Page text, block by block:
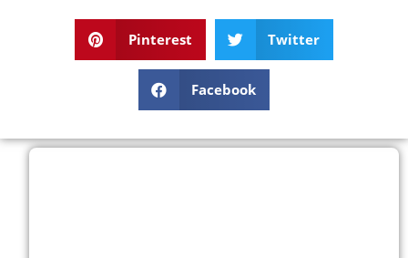
Pinterest Twitter
Facebook